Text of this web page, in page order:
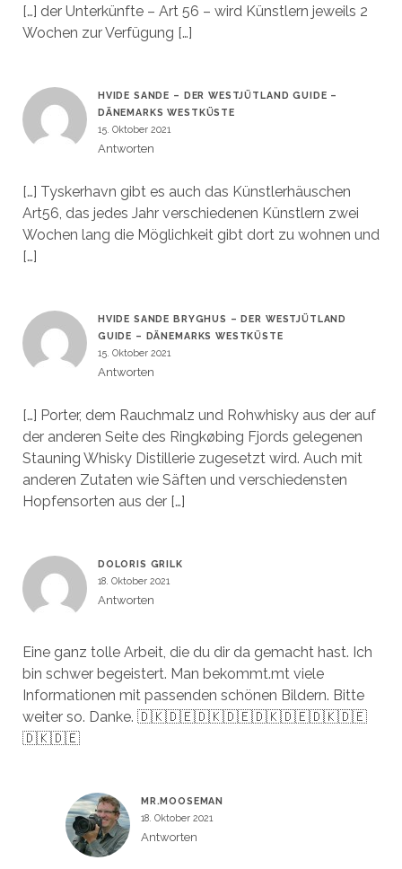
[…] der Unterkünfte – Art 56 – wird Künstlern jeweils 2
Wochen zur Verfügung […]
HVIDE SANDE – DER WESTJÜTLAND GUIDE –
DÄNEMARKS WESTKÜSTE
15. Oktober 2021
Antworten
[…] Tyskerhavn gibt es auch das Künstlerhäuschen
Art56, das jedes Jahr verschiedenen Künstlern zwei
Wochen lang die Möglichkeit gibt dort zu wohnen und
[…]
HVIDE SANDE BRYGHUS – DER WESTJÜTLAND
GUIDE – DÄNEMARKS WESTKÜSTE
15. Oktober 2021
Antworten
[…] Porter, dem Rauchmalz und Rohwhisky aus der auf
der anderen Seite des Ringkøbing Fjords gelegenen
Stauning Whisky Distillerie zugesetzt wird. Auch mit
anderen Zutaten wie Säften und verschiedensten
Hopfensorten aus der […]
DOLORIS GRILK
18. Oktober 2021
Antworten
Eine ganz tolle Arbeit, die du dir da gemacht hast. Ich
bin schwer begeistert. Man bekommt.mt viele
Informationen mit passenden schönen Bildern. Bitte
weiter so. Danke. 🇩🇰🇩🇪🇩🇰🇩🇪🇩🇰🇩🇪🇩🇰🇩🇪
🇩🇰🇩🇪
MR.MOOSEMAN
18. Oktober 2021
Antworten